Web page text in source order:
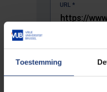
Toestemming
URL *
De volledige URL